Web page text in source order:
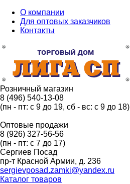
О компании
Для оптовых заказчиков
Контакты
Розничный магазин
8 (496) 540-13-08
(пн - пт: с 9 до 19, сб - вс: с 9 до 18)
Оптовые продажи
8 (926) 327-56-56
(пн - пт: с 7 до 17)
Сергиев Посад
пр-т Красной Армии, д. 236
sergievposad.zamki@yandex.ru
Каталог товаров